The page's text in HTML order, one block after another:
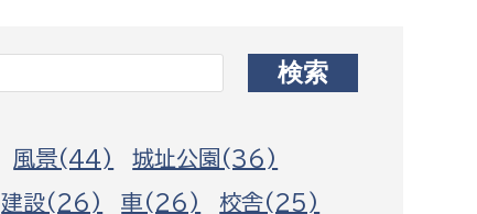
イベント・講座などに参加したい
都市部
風景(44)
城址公園(36)
建設(26) 車(26)
校舎(25)